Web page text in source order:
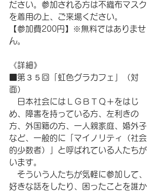
ださい。参加される方は不織布マスク
を着用の上、ご来場ください。
【参加費200円】※無料ではありませ
ん。
《詳細》
■第３５回「虹色グラカフェ」（対
面）
日本社会にはＬＧＢＴＱ＋をはじ
め、障害を持っている方、左利きの
方、外国籍の方、一人親家庭、婚外子
など、一般的に「マイノリティ（社会
的少数者）」と呼ばれている人たちが
います。
そういう人たちが気軽に参加して、
好きな話をしたり、困ったことを誰か